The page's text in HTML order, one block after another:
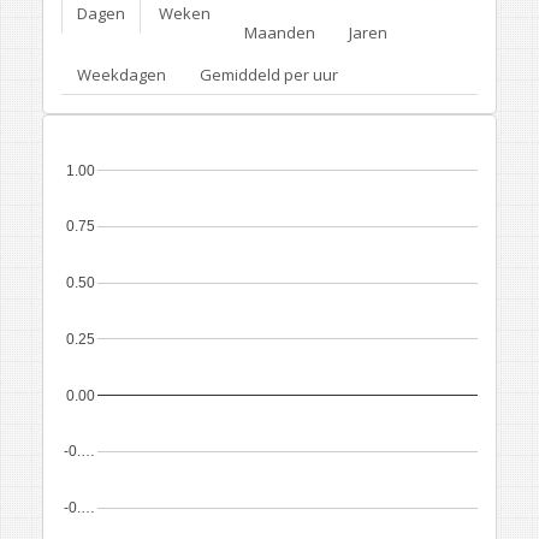
Dagen
Weken
Maanden
Jaren
Weekdagen
Gemiddeld per uur
-0.…
-0.…
0.00
0.25
0.50
0.75
1.00